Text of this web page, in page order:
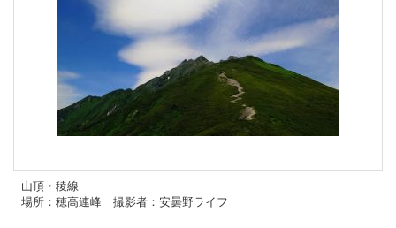
山頂・稜線
場所：穂高連峰 撮影者：安曇野ライフ